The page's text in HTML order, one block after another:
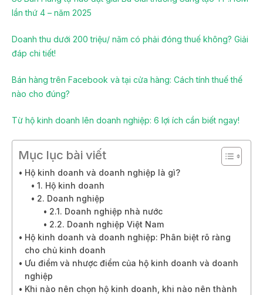
lần thứ 4 – năm 2025
Doanh thu dưới 200 triệu/ năm có phải đóng thuế không? Giải
đáp chi tiết!
Bán hàng trên Facebook và tại cửa hàng: Cách tính thuế thế
nào cho đúng?
Từ hộ kinh doanh lên doanh nghiệp: 6 lợi ích cần biết ngay!
Mục lục bài viết
Hộ kinh doanh và doanh nghiệp là gì?
1. Hộ kinh doanh
2. Doanh nghiệp
2.1. Doanh nghiệp nhà nước
2.2. Doanh nghiệp Việt Nam
Hộ kinh doanh và doanh nghiệp: Phân biệt rõ ràng
cho chủ kinh doanh
Ưu điểm và nhược điểm của hộ kinh doanh và doanh
nghiệp
Khi nào nên chọn hộ kinh doanh, khi nào nên thành